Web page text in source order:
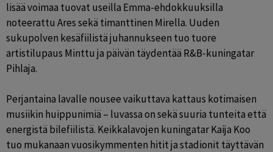
lisää voimaa tuovat useilla Emma-ehdokkuuksilla
noteerattu Ares sekä timanttinen Mirella. Uuden
sukupolven kesäfiilistä juhannukseen tuo tuore
artistilupaus Minttu ja päivän täydentää R&B-kuningatar
Pihlaja.
Perjantaina lavalle nousee vaikuttava kattaus kotimaisen
musiikin huippunimiä – luvassa on sekä suuria tunteita että
energistä bilefiilistä. Keikkalavojen kuningatar Kaija Koo
tuo mukanaan vuosikymmenten hitit ja stadionit täyttävän